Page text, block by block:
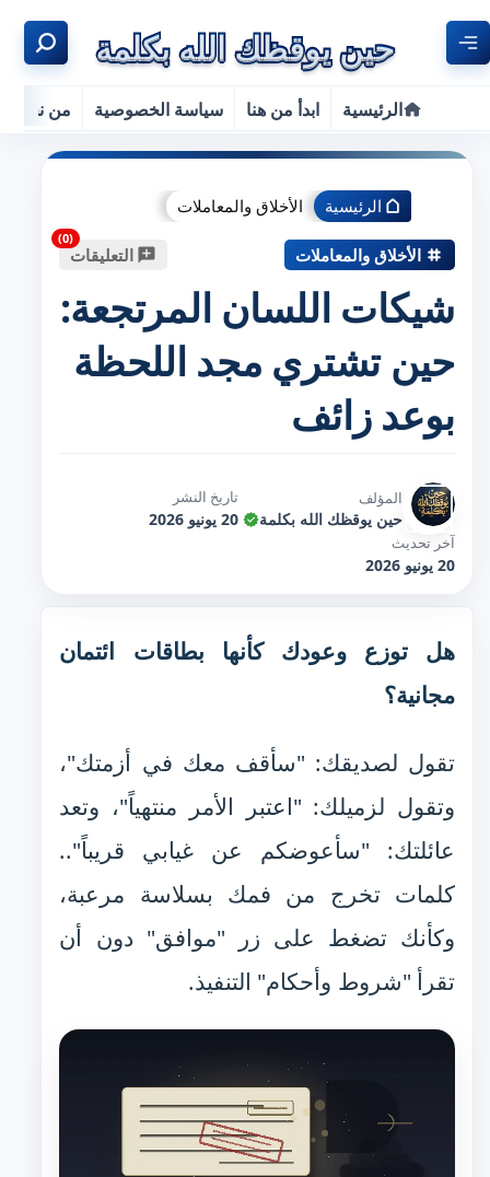
الرئيسية ابدأ من هنا سياسة الخصوصية من نحن
الرئيسية الأخلاق والمعاملات
الأخلاق والمعاملات التعليقات
شيكات اللسان المرتجعة:
حين تشتري مجد اللحظة
بوعد زائف
المؤلف
حين يوقظك الله بكلمة
تاريخ النشر
20 يونيو 2026
آخر تحديث
20 يونيو 2026
هل توزع وعودك كأنها بطاقات ائتمان
مجانية؟
تقول لصديقك: "سأقف معك في أزمتك"،
وتقول لزميلك: "اعتبر الأمر منتهياً"، وتعد
عائلتك: "سأعوضكم عن غيابي قريباً"..
كلمات تخرج من فمك بسلاسة مرعبة،
وكأنك تضغط على زر "موافق" دون أن
تقرأ "شروط وأحكام" التنفيذ.